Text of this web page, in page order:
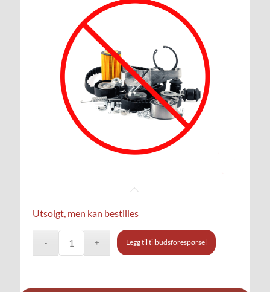
Utsolgt, men kan bestilles
Legg til tilbudsforespørsel